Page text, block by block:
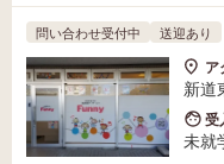
問い合わせ受付中 送迎あり
ア
新道
受
未就